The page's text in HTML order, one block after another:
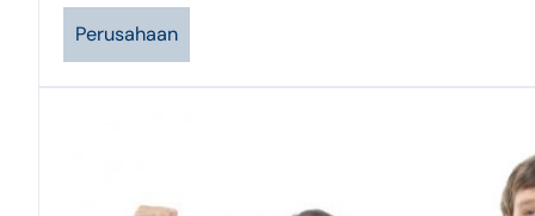
Perusahaan